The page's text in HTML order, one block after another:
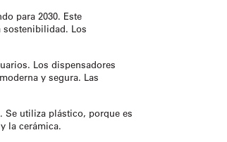
para 2030. Este
sostenibilidad. Los
Los dispensadores
y segura. Las
Se utiliza plástico, porque es
la cerámica.